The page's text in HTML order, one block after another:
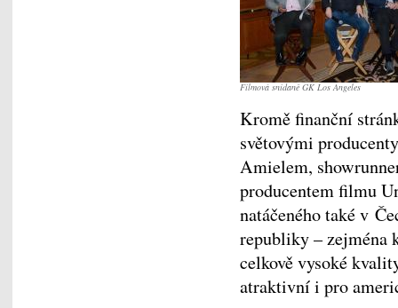
Filmová snídaně GK Los Angeles
Kromě finanční
světovými
Amielem,
producentem filmu
natáčeného také v
republiky – zejména
celkově vysoké
atraktivní i pro